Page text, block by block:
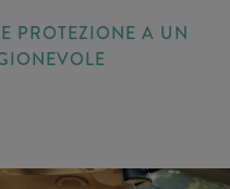
PROTEZIONE A UN